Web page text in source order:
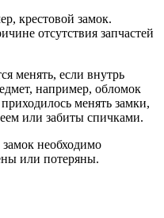
крестовой замок.
отсутствия запчастей
менять, если внутрь
например, обломок
менять замки,
или забиты спичками.
необходимо
или потеряны.